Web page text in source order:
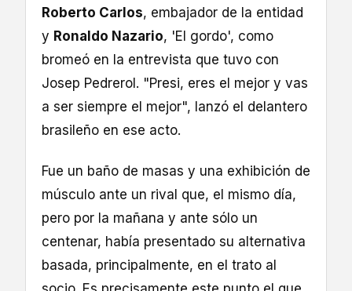
Roberto Carlos, embajador de la entidad
y Ronaldo Nazario, 'El gordo', como
bromeó en la entrevista que tuvo con
Josep Pedrerol. "Presi, eres el mejor y vas
a ser siempre el mejor", lanzó el delantero
brasileño en ese acto.
Fue un baño de masas y una exhibición de
músculo ante un rival que, el mismo día,
pero por la mañana y ante sólo un
centenar, había presentado su alternativa
basada, principalmente, en el trato al